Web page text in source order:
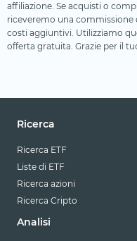
affiliazione. Se acquisti o
riceveremo una commissione
costi aggiuntivi. Utilizziamo
offerta gratuita. Grazie per il
Ricerca
Ricerca ETF
Liste di ETF
Ricerca azioni
Ricerca Cripto
Analisi